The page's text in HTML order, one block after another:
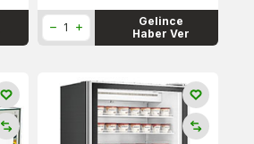
Gelince
Haber Ver